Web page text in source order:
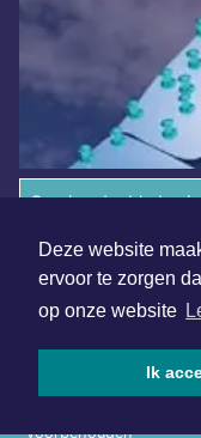
Deze website
ervoor te zorgen
op onze website
Ik
Overige dagbladen
voorbehouden
Algemene voorwaarden
Disclaimer